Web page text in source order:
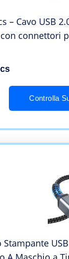
– Cavo USB
connettori
Controlla
Stampante